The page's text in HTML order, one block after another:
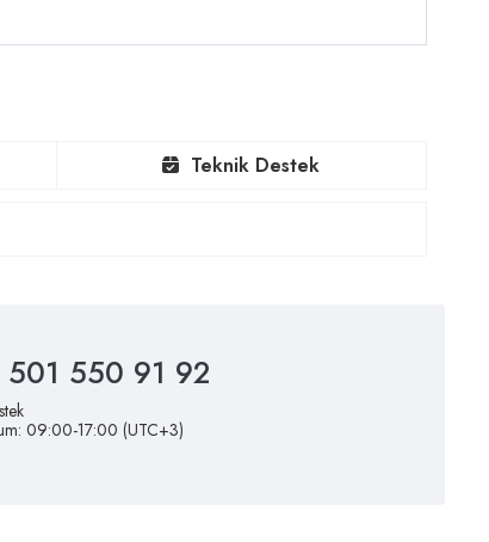
Teknik Destek
550 91 92
09:00-17:00 (UTC+3)